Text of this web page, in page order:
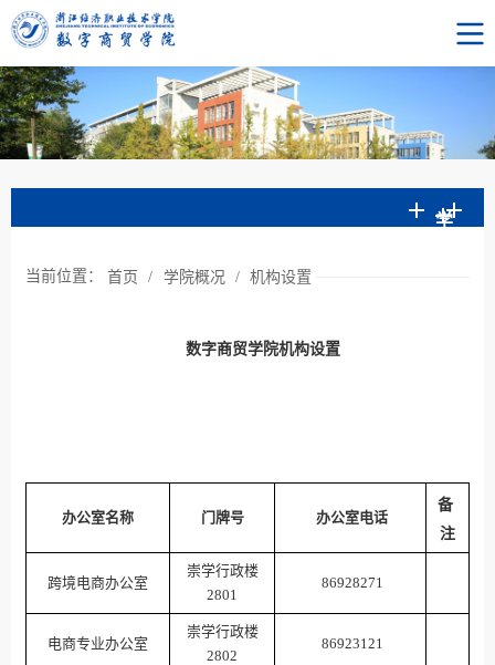
学
当前位置： 首页 / 学院概况 / 机构设置
数字商贸学院机构设置
办公室名称 门 牌号 办公室电话
备
注
跨境电商办公室
崇学行政楼
2801
86928271
电商专业办公室
崇学行政楼
2802
86923121